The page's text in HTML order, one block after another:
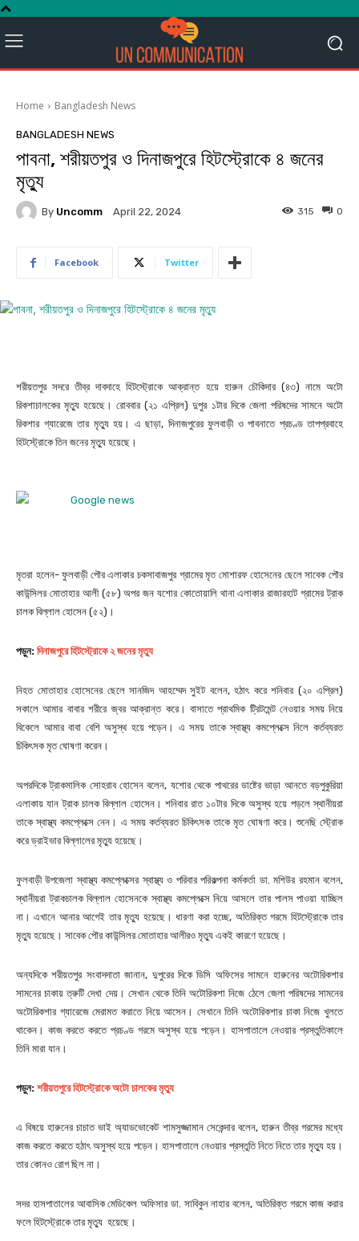
Home Bangladesh News
BANGLADESH NEWS
পাবনা, শরীয়তপুর ও দিনাজপুরে হিটস্ট্রোকে ৪ জনের
মৃত্যু
By Uncomm April 22, 2024 0
315
Facebook Twitter
শরীয়তপুর সদরে তীব্র দাবদাহে হিটস্ট্রোকে আক্রান্ত হয়ে হারুন চৌকিদার (৪৩) নামে অটো
রিকশাচালকের মৃত্যু হয়েছে। রোববার (২১ এপ্রিল) দুপুর ১টার দিকে জেলা পরিষদের সামনে অটো
রিকশার গ্যারেজে তার মৃত্যু হয়। এ ছাড়া, দিনাজপুরের ফুলবাড়ী ও পাবনাতে প্রচণ্ড তাপপ্রবাহে
হিটস্ট্রোকে তিন জনের মৃত্যু হয়েছে।
মৃতরা হলেন- ফুলবাড়ী পৌর এলাকার চকসাবাজপুর গ্রামের মৃত মোশারফ হোসেনের ছেলে সাবেক পৌর
কাউন্সিলর মোতাহার আলী (৫৮) অপর জন যশোর কোতোয়ালি থানা এলাকার রাজারহাট গ্রামের ট্রাক
চালক বিল্লাল হোসেন (৫২)।
পড়ুন: দিনাজপুরে হিটস্ট্রোকে ২ জনের মৃত্যু
নিহত মোতাহার হোসেনের ছেলে সানজিদ আহম্মেদ সুইট বলেন, হঠাৎ করে শনিবার (২০ এপ্রিল)
সকালে আমার বাবার শরীরে জ্বর আক্রান্ত করে। বাসাতে প্রাথমিক ট্রিটমেন্ট নেওয়ার সময় নিয়ে
বিকেলে আমার বাবা বেশি অসুস্থ হয়ে পড়েন। এ সময় তাকে স্বাস্থ্য কমপ্লেক্সে নিলে কর্তব্যরত
চিকিৎসক মৃত ঘোষণা করেন।
অপরদিকে ট্রাকমালিক সোহরাব হোসেন বলেন, যশোর থেকে পাথরের ডাষ্টের ভাড়া আনতে বড়পুকুরিয়া
এলাকায় যান ট্রাক চালক বিল্লাল হোসেন। শনিবার রাত ১০টার দিকে অসুস্থ হয়ে পড়লে স্থানীয়রা
তাকে স্বাস্থ্য কমপ্লেক্সে নেন। এ সময় কর্তব্যরত চিকিৎসক তাকে মৃত ঘোষণা করে। শুনেছি স্ট্রোক
করে ড্রাইভার বিল্লালের মৃত্যু হয়েছে।
ফুলবাড়ী উপজেলা স্বাস্থ্য কমপ্লেক্সের স্বাস্থ্য ও পরিবার পরিকল্পনা কর্মকর্তা ডা. মশিউর রহমান বলেন,
স্থানীয়রা ট্রাকচালক বিল্লাল হোসেনকে স্বাস্থ্য কমপ্লেক্সে নিয়ে আসলে তার পালস পাওয়া যাচ্ছিল
না। এখানে আনার আগেই তার মৃত্যু হয়েছে। ধারণা করা হচ্ছে, অতিরিক্ত গরমে হিটস্ট্রোকে তার
মৃত্যু হয়েছে। সাবেক পৌর কাউন্সিলর মোতাহার আলীরও মৃত্যু একই কারণে হয়েছে।
অন্যদিকে শরীয়তপুর সংবাদদাতা জানান, দুপুরের দিকে ডিসি অফিসের সামনে হারুনের অটোরিকশার
সামনের চাকায় ত্রুটি দেখা দেয়। সেখান থেকে তিনি অটোরিকশা নিজে ঠেলে জেলা পরিষদের সামনের
অটোরিকশার গ্যারেজে মেরামত করাতে নিয়ে আসেন। সেখানে তিনি অটোরিকশার চাকা নিজে খুলতে
থাকেন। কাজ করতে করতে প্রচণ্ড গরমে অসুস্থ হয়ে পড়েন। হাসপাতালে নেওয়ার প্রস্তুতিকালে
তিনি মারা যান।
পড়ুন: শরীয়তপুরে হিটস্ট্রোকে অটো চালকের মৃত্যু
এ বিষয়ে হারুনের চাচাত ভাই অ্যাডভোকেট শামসুজ্জামান সেকেন্দার বলেন, হারুন তীব্র গরমের মধ্যে
কাজ করতে করতে হঠাৎ অসুস্থ হয়ে পড়েন। হাসপাতালে নেওয়ার প্রস্তুতি নিতে নিতে তার মৃত্যু হয়।
তার কোনও রোগ ছিল না।
সদর হাসপাতালের আবাসিক মেডিকেল অফিসার ডা. সাবিকুন নাহার বলেন, অতিরিক্ত গরমে কাজ করার
ফলে হিটস্ট্রোকে তার মৃত্যু হয়েছে।